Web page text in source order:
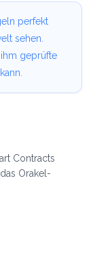
perfekt
sehen.
ihm geprüfte
Contracts
Orakel-